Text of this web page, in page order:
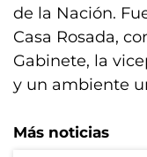
de la Nación.
Casa Rosada,
Gabinete, la
y un ambiente
Más noticias